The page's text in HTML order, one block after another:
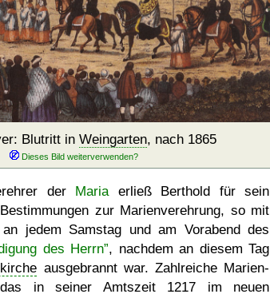
Blutritt in Weingarten, nach 1865
der Mariaerließ Berthold für sein
zur Marienverehrung, so mit
jedem Samstag und am Vorabend des
des Herrn , nachdem an diesem Tag
ausgebrannt war. Zahlreiche Marien-
in seiner Amtszeit 1217 im neuen